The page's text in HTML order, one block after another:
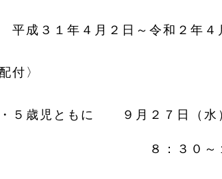
平成３１年４月２日～令和２年４
付〉
・５歳児ともに ９月２７日（水
３０～１７